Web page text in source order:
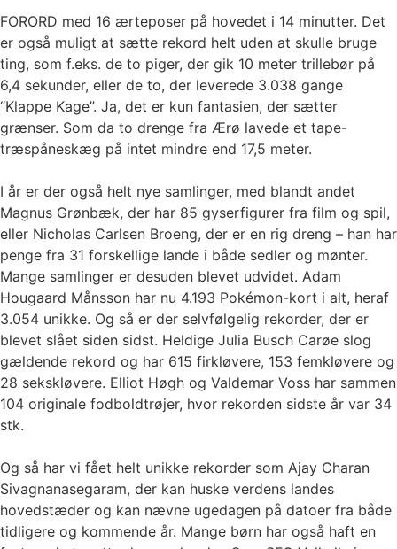
FORORD med 16 ærteposer på hovedet i 14 minutter. Det
er også muligt at sætte rekord helt uden at skulle bruge
ting, som f.eks. de to piger, der gik 10 meter trillebør på
6,4 sekunder, eller de to, der leverede 3.038 gange
“Klappe Kage”. Ja, det er kun fantasien, der sætter
grænser. Som da to drenge fra Ærø lavede et tape-
træspåneskæg på intet mindre end 17,5 meter.
I år er der også helt nye samlinger, med blandt andet
Magnus Grønbæk, der har 85 gyserfigurer fra film og spil,
eller Nicholas Carlsen Broeng, der er en rig dreng – han har
penge fra 31 forskellige lande i både sedler og mønter.
Mange samlinger er desuden blevet udvidet. Adam
Hougaard Månsson har nu 4.193 Pokémon-kort i alt, heraf
3.054 unikke. Og så er der selvfølgelig rekorder, der er
blevet slået siden sidst. Heldige Julia Busch Carøe slog
gældende rekord og har 615 firkløvere, 153 femkløvere og
28 sekskløvere. Elliot Høgh og Valdemar Voss har sammen
104 originale fodboldtrøjer, hvor rekorden sidste år var 34
stk.
Og så har vi fået helt unikke rekorder som Ajay Charan
Sivagnanasegaram, der kan huske verdens landes
hovedstæder og kan nævne ugedagen på datoer fra både
tidligere og kommende år. Mange børn har også haft en